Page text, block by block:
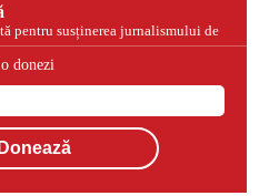
pentru susținerea jurnalismului de
donezi
Donează